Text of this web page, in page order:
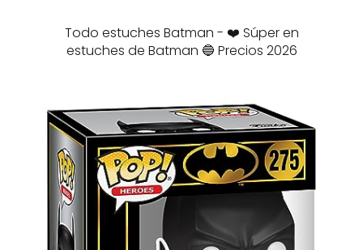
Todo estuches Batman - ❤️ Súper en
estuches de Batman 🔵 Precios 2026